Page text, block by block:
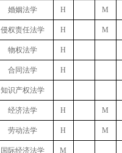
婚姻法学 H M
侵权责任法学 H M
物权法学 H
合同法学 H
知识产权法学
经济法学 H M
劳动法学 H M
国际经济法学 M